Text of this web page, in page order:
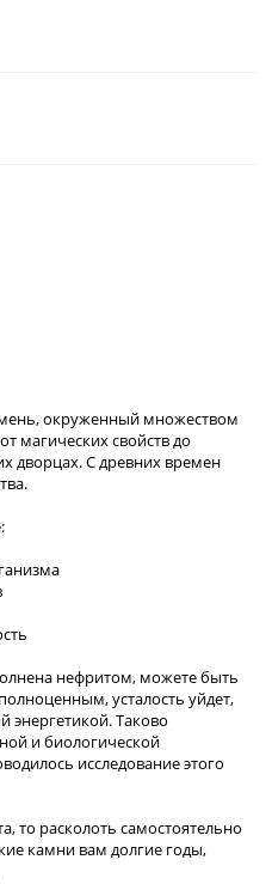
окруженный множеством
магических свойств до
дворцах. С древних времен
нефритом, можете быть
усталость уйдет,
энергетикой. Таково
и биологической
исследование этого
то расколоть самостоятельно
камни вам долгие годы,